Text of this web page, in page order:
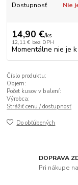
Dostupnosť Nie
14,90 €/ks
12,11 € bez DPH
Momentálne nie je
Číslo produktu:
Objem:
Počet kusov v balení:
Výrobca:
Strážiť cenu / dostupnosť
Do obľúbených
DOPRAVA
Pri nákupe